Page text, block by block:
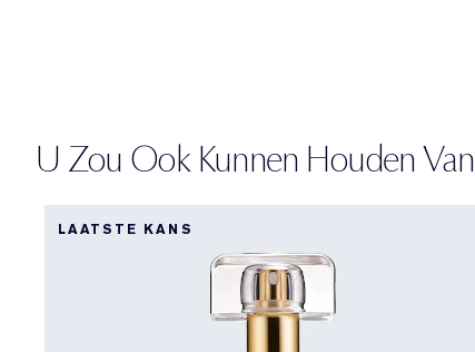
U Zou Ook Kunnen Houden Van
LAATSTE KANS